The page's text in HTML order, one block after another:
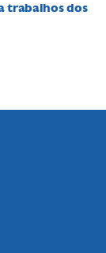
trabalhos dos